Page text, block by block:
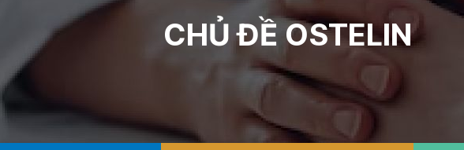
CHỦ ĐỀ OSTELIN